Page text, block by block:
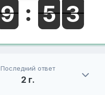
Последний ответ
2 г.